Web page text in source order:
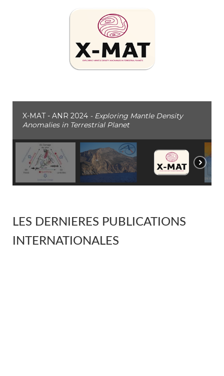
X-MAT - ANR 2024 - Exploring Mantle Density
Anomalies in Terrestrial Planet
LES DERNIERES PUBLICATIONS
INTERNATIONALES